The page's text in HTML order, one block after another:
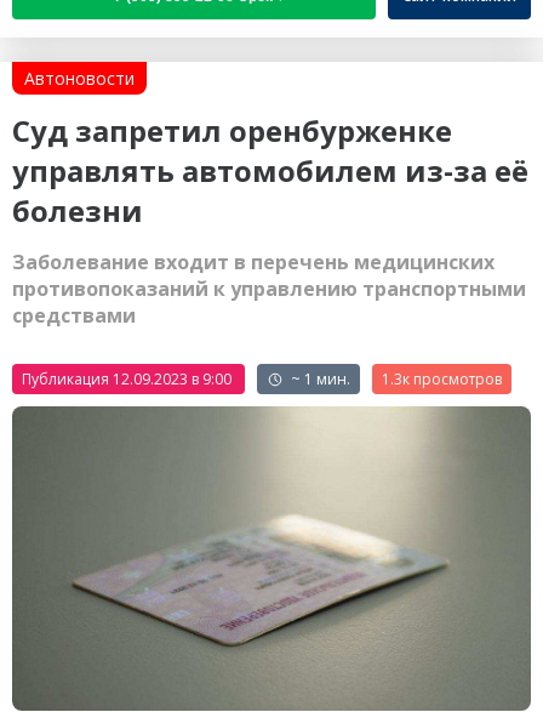
Автоновости
Суд запретил оренбурженке
управлять автомобилем из-за её
болезни
Заболевание входит в перечень медицинских
противопоказаний к управлению транспортными
средствами
Публикация 12.09.2023 в 9:00 ~ 1 мин. 1.3к